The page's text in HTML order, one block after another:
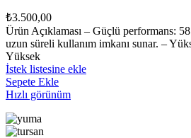
₺3.500,00
Ürün Açıklaması – Güçlü performans:
uzun süreli kullanım imkanı sunar. –
Yüksek
İstek listesine ekle
Sepete Ekle
Hızlı görünüm